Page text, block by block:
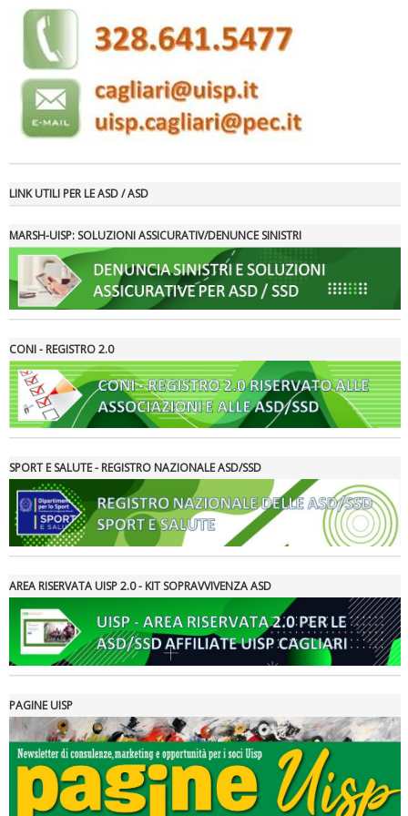
rivoluzioni"
Tiziano Pesce a Radio InBlu2000 traccia il bilancio della stagione
Ddl Lobby, Uisp: “Il Parlamento valorizzi le nostre specificità"
La formazione Uisp rallenta ma prosegue anche in estate
LINK UTILI PER LE ASD / ASD
MARSH-UISP: SOLUZIONI ASSICURATIV/DENUNCE SINISTRI
CONI - REGISTRO 2.0
SPORT E SALUTE - REGISTRO NAZIONALE ASD/SSD
AREA RISERVATA UISP 2.0 - KIT SOPRAVVIVENZA ASD
PAGINE UISP